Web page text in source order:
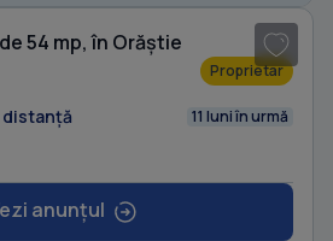
54 mp, în Orăștie
Proprietar
distanță 11 luni în urmă
anunțul